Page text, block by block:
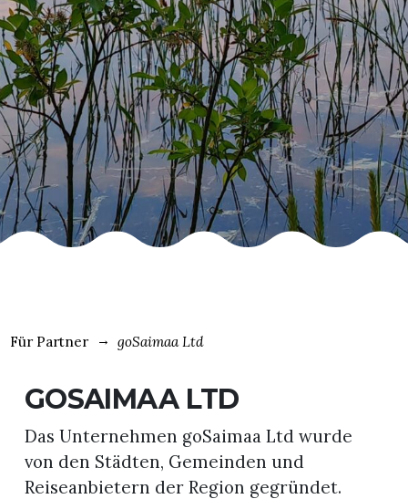
Für Partner goSaimaa Ltd
GOSAIMAA LTD
Das Unternehmen goSaimaa Ltd wurde
von den Städten, Gemeinden und
Reiseanbietern der Region gegründet.